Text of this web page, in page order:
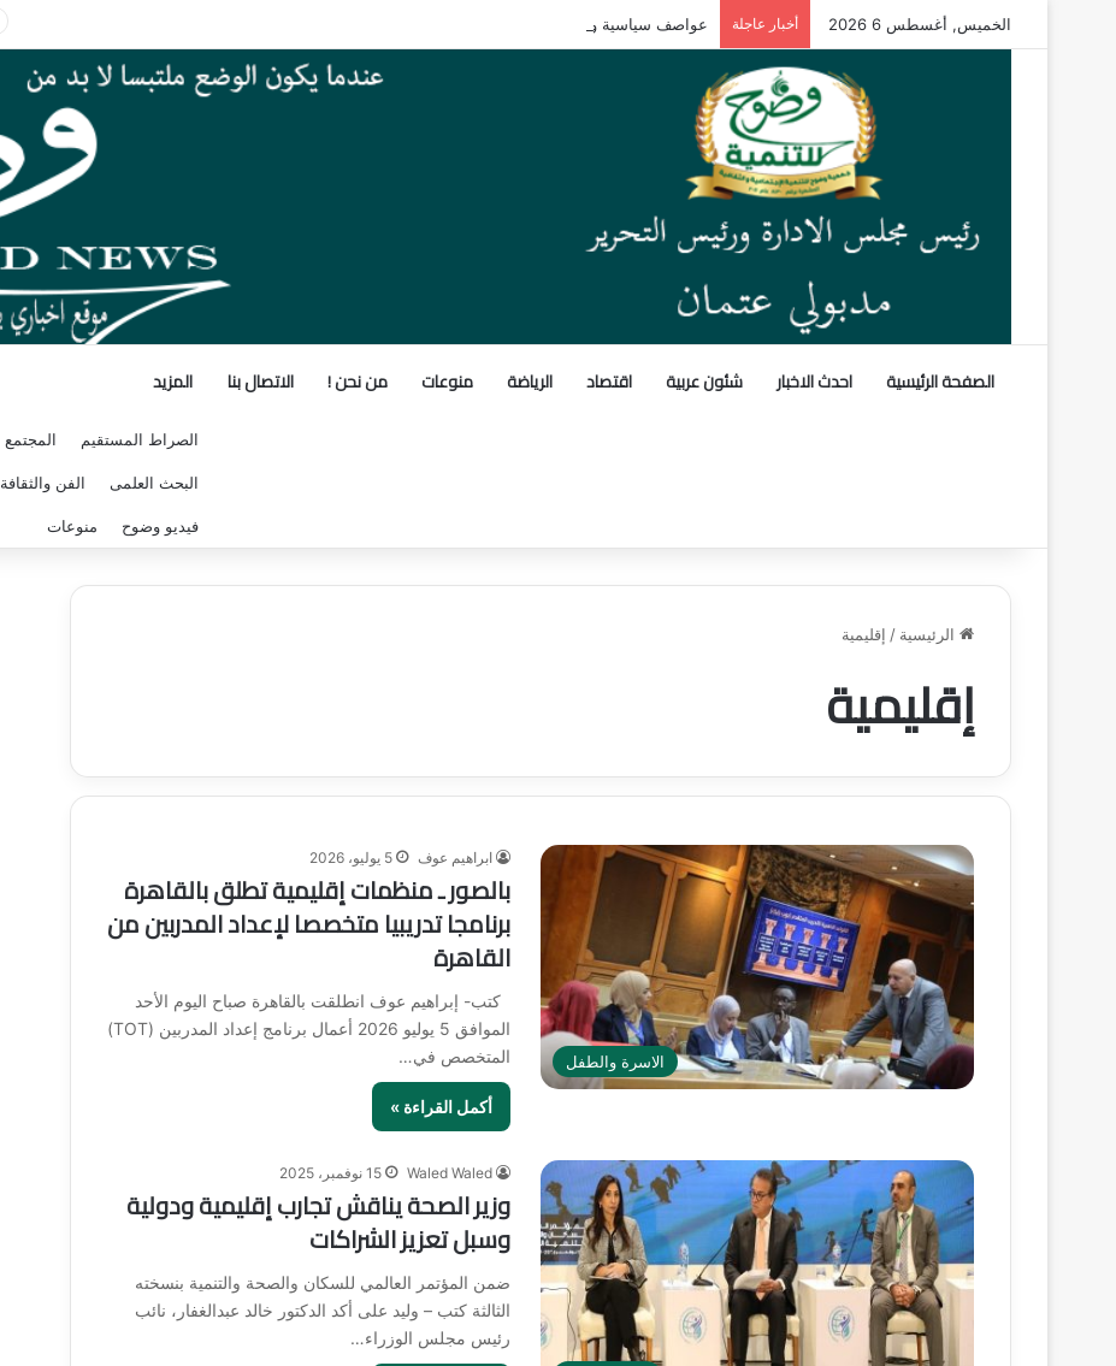
الخميس, أغسطس 6 2026 أخبار عاجلة عواصف سياسية وأمنية وإنسانية تضرب جنوب السودان و مجلس الأمن يبحث الأزمة
الصفحة الرئيسية احدث الاخبار شئون عربية اقتصاد الرياضة منوعات من نحن ! الاتصال بنا المزيد
الصراط المستقيم المجتمع
البحث العلمى الفن والثقافة
فيديو وضوح منوعات
الرئيسية / إقليمية
إقليمية
الاسرة والطفل
ابراهيم عوف 5 يوليو، 2026
بالصور ـ منظمات إقليمية تطلق بالقاهرة
برنامجا تدريبيا متخصصا لإعداد المدربين من
القاهرة
كتب- إبراهيم عوف انطلقت بالقاهرة صباح اليوم الأحد
الموافق 5 يوليو 2026 أعمال برنامج إعداد المدربين (TOT)
المتخصص في…
أكمل القراءة »
Waled Waled 15 نوفمبر، 2025
وزير الصحة يناقش تجارب إقليمية ودولية
وسبل تعزيز الشراكات
ضمن المؤتمر العالمي للسكان والصحة والتنمية بنسخته
الثالثة كتب – وليد على أكد الدكتور خالد عبدالغفار، نائب
رئيس مجلس الوزراء…